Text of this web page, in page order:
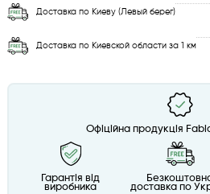
Доставка по Киеву (Левый берег)
Доставка по Киевской области за 1 км
Офіційна продукція
Гарантія від
виробника
доставка по